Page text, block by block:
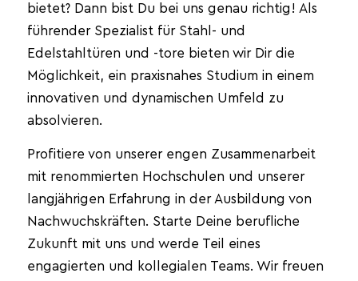
bietet? Dann bist Du bei uns genau richtig! Als
führender Spezialist für Stahl- und
Edelstahltüren und -tore bieten wir Dir die
Möglichkeit, ein praxisnahes Studium in einem
innovativen und dynamischen Umfeld zu
absolvieren.
Profitiere von unserer engen Zusammenarbeit
mit renommierten Hochschulen und unserer
langjährigen Erfahrung in der Ausbildung von
Nachwuchskräften. Starte Deine berufliche
Zukunft mit uns und werde Teil eines
engagierten und kollegialen Teams. Wir freuen